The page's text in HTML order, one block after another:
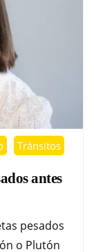
Tránsitos
antes
pesados
o Plutón